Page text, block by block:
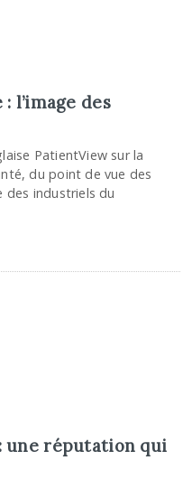
l’image des
PatientView sur la
du point de vue des
des industriels du
une réputation qui